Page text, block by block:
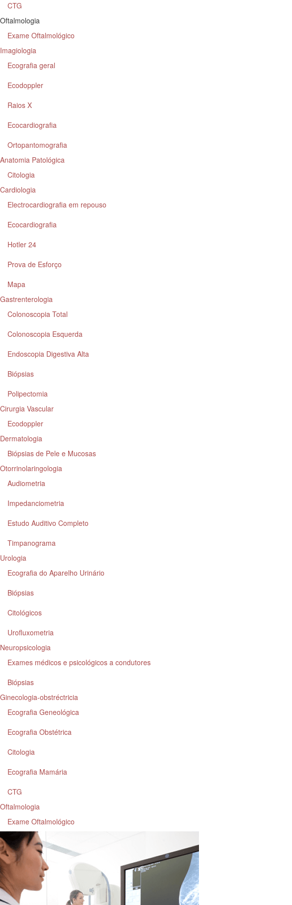
CTG
Oftalmologia
Exame Oftalmológico
Imagiologia
Ecografia geral
Ecodoppler
Raios X
Ecocardiografia
Ortopantomografia
Anatomia Patológica
Citologia
Cardiologia
Electrocardiografia em repouso
Ecocardiografia
Hotler 24
Prova de Esforço
Mapa
Gastrenterologia
Colonoscopia Total
Colonoscopia Esquerda
Endoscopia Digestiva Alta
Biópsias
Polipectomia
Cirurgia Vascular
Ecodoppler
Dermatologia
Biópsias de Pele e Mucosas
Otorrinolaringologia
Audiometria
Impedanciometria
Estudo Auditivo Completo
Timpanograma
Urologia
Ecografia do Aparelho Urinário
Biópsias
Citológicos
Urofluxometria
Neuropsicologia
Exames médicos e psicológicos a condutores
Biópsias
Ginecologia-obstréctricia
Ecografia Geneológica
Ecografia Obstétrica
Citologia
Ecografia Mamária
CTG
Oftalmologia
Exame Oftalmológico